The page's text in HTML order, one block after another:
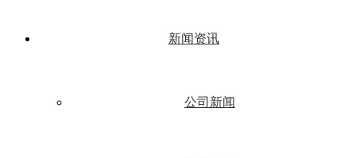
新闻资讯
公司新闻